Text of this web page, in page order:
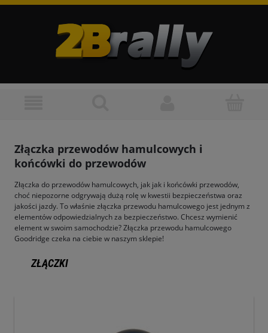
Złączka przewodów hamulcowych i
końcówki do przewodów
Złączka do przewodów hamulcowych, jak jak i końcówki przewodów,
choć niepozorne odgrywają dużą rolę w kwestii bezpieczeństwa oraz
jakości jazdy. To właśnie złączka przewodu hamulcowego jest jednym z
elementów odpowiedzialnych za bezpieczeństwo. Chcesz wymienić
element w swoim samochodzie? Złączka przewodu hamulcowego
Goodridge czeka na ciebie w naszym sklepie!
ZŁĄCZKI